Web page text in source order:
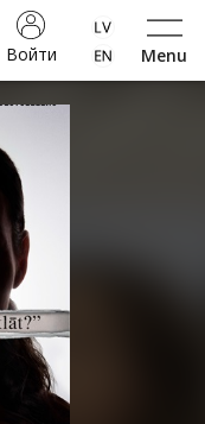
Menu
Войти